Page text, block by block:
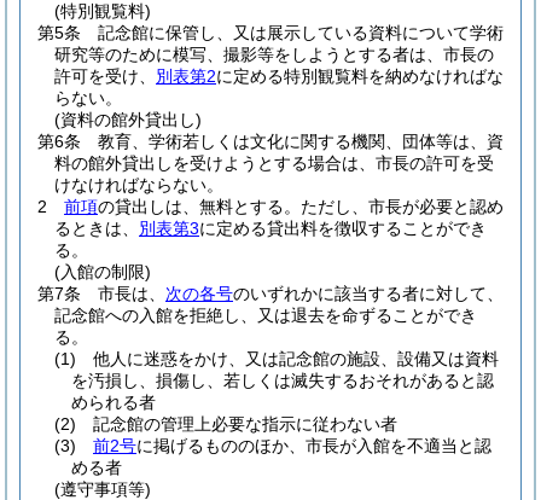
(特別観覧料)
第5条
記念館に保管し、又は展示している資料について学術
研究等のために模写、撮影等をしようとする者は、市長の
許可を受け、 別表第2に定める特別観覧料を納めなければな
らない。
(資料の館外貸出し)
第6条
教育、学術若しくは文化に関する機関、団体等は、資
料の館外貸出しを受けようとする場合は、市長の許可を受
けなければならない。
2
前項の貸出しは、無料とする。 ただし、市長が必要と認め
るときは、 別表第3に定める貸出料を徴収することができ
る。
(入館の制限)
第7条
市長は、 次の各号のいずれかに該当する者に対して、
記念館への入館を拒絶し、又は退去を命ずることができ
る。
(1)
他人に迷惑をかけ、又は記念館の施設、設備又は資料
を汚損し、損傷し、若しくは滅失するおそれがあると認
められる者
(2)
記念館の管理上必要な指示に従わない者
(3)
前2号に掲げるもののほか、市長が入館を不適当と認
める者
(遵守事項等)